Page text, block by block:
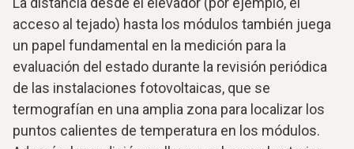
acceso al tejado) hasta los módulos también juega
un papel fundamental en la medición para la
evaluación del estado durante la revisión periódica
de las instalaciones fotovoltaicas, que se
termografían en una amplia zona para localizar los
puntos calientes de temperatura en los módulos.